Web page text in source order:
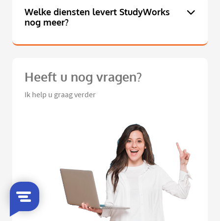
Welke diensten levert StudyWorks
nog meer?
Heeft u nog vragen?
Ik help u graag verder